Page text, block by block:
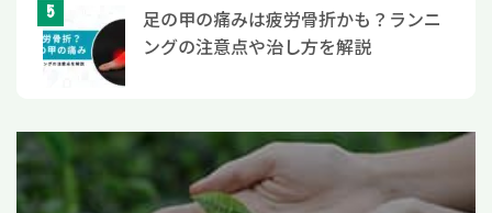
足の甲の痛みは疲労骨折かも？ランニ
ングの注意点や治し方を解説